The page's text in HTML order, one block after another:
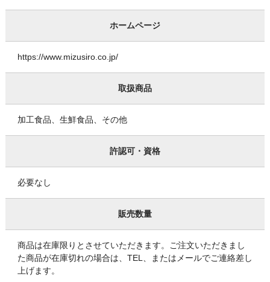
ホームページ
https://www.mizusiro.co.jp/
取扱商品
加工食品、生鮮食品、その他
許認可・資格
必要なし
販売数量
商品は在庫限りとさせていただきます。ご注文いただきまし
た商品が在庫切れの場合は、TEL、またはメールでご連絡差し
上げます。